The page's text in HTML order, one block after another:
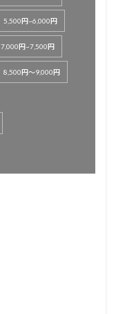
5,500円~6,000円
7,000円~7,500円
8,500円～9,000円